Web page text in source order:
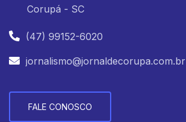
Corupá - SC
(47) 99152-6020
jornalismo@jornaldecorupa.com.br
FALE CONOSCO